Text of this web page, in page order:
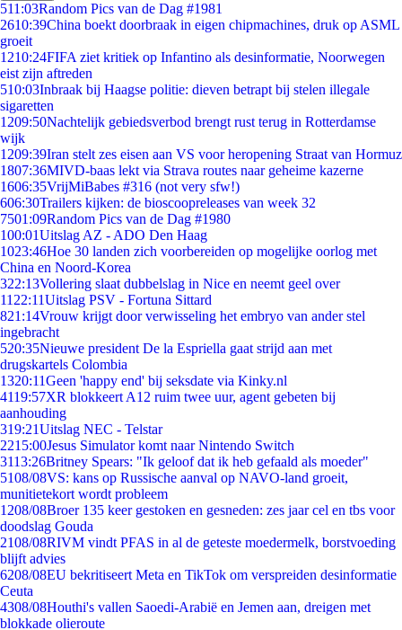
511:03Random Pics van de Dag #1981
2610:39China boekt doorbraak in eigen chipmachines, druk op ASML
groeit
1210:24FIFA ziet kritiek op Infantino als desinformatie, Noorwegen
eist zijn aftreden
510:03Inbraak bij Haagse politie: dieven betrapt bij stelen illegale
sigaretten
1209:50Nachtelijk gebiedsverbod brengt rust terug in Rotterdamse
wijk
1209:39Iran stelt zes eisen aan VS voor heropening Straat van Hormuz
1807:36MIVD-baas lekt via Strava routes naar geheime kazerne
1606:35VrijMiBabes #316 (not very sfw!)
606:30Trailers kijken: de bioscoopreleases van week 32
7501:09Random Pics van de Dag #1980
100:01Uitslag AZ - ADO Den Haag
1023:46Hoe 30 landen zich voorbereiden op mogelijke oorlog met
China en Noord-Korea
322:13Vollering slaat dubbelslag in Nice en neemt geel over
11 22:11Uitslag PSV - Fortuna Sittard
821:14Vrouw krijgt door verwisseling het embryo van ander stel
ingebracht
520:35Nieuwe president De la Espriella gaat strijd aan met
drugskartels Colombia
1320:11Geen 'happy end' bij seksdate via Kinky.nl
4119:57XR blokkeert A12 ruim twee uur, agent gebeten bij
aanhouding
319:21Uitslag NEC - Telstar
2215:00Jesus Simulator komt naar Nintendo Switch
3113:26Britney Spears: "Ik geloof dat ik heb gefaald als moeder"
5108/08VS: kans op Russische aanval op NAVO-land groeit,
munitietekort wordt probleem
1208/08Broer 135 keer gestoken en gesneden: zes jaar cel en tbs voor
doodslag Gouda
2108/08RIVM vindt PFAS in al de geteste moedermelk, borstvoeding
blijft advies
6208/08EU bekritiseert Meta en TikTok om verspreiden desinformatie
Ceuta
4308/08Houthi's vallen Saoedi-Arabië en Jemen aan, dreigen met
blokkade olieroute